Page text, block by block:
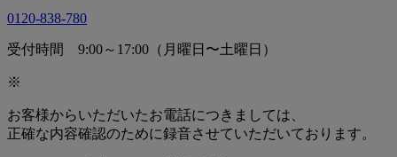
0120-838-780
受付時間 9:00～17:00（月曜日〜土曜日）
※
お客様からいただいたお電話につきましては、
正確な内容確認のために録音させていただいております。